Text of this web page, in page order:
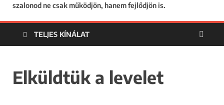
szalonod ne csak működjön, hanem fejlődjön is.
TELJES KÍNÁLAT
Elküldtük a levelet